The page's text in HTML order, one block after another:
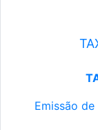
Emissão